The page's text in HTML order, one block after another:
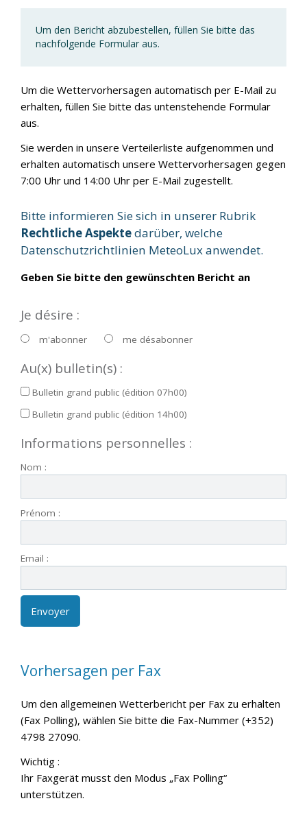
Um den Bericht abzubestellen, füllen Sie bitte das
nachfolgende Formular aus.
Um die Wettervorhersagen automatisch per E-Mail zu
erhalten, füllen Sie bitte das untenstehende Formular
aus.
Sie werden in unsere Verteilerliste aufgenommen und
erhalten automatisch unsere Wettervorhersagen gegen
7:00 Uhr und 14:00 Uhr per E-Mail zugestellt.
Bitte informieren Sie sich in unserer Rubrik
Rechtliche Aspektedarüber, welche
Datenschutzrichtlinien MeteoLux anwendet.
Geben Sie bitte den gewünschten Bericht an
Je désire :
m'abonner me désabonner
Au(x) bulletin(s) :
Bulletin grand public (édition 07h00)
Bulletin grand public (édition 14h00)
Informations personnelles :
Nom :
Prénom :
Email :
Vorhersagen per Fax
Um den allgemeinen Wetterbericht per Fax zu erhalten
(Fax Polling), wählen Sie bitte die Fax-Nummer (+352)
4798 27090.
Wichtig :
Ihr Faxgerät musst den Modus „Fax Polling“
unterstützen.